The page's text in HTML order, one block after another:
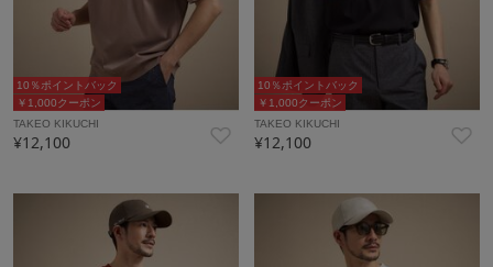
￥1,000クーポン
10％ポイントバック
TAKEO KIKUCHI
¥12,100
￥1,000クーポン
10％ポイントバック
TAKEO KIKUCHI
¥12,100